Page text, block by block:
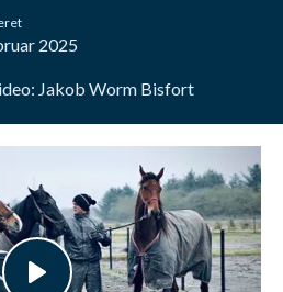
2025
Jakob Worm Bisfort
Afspil video